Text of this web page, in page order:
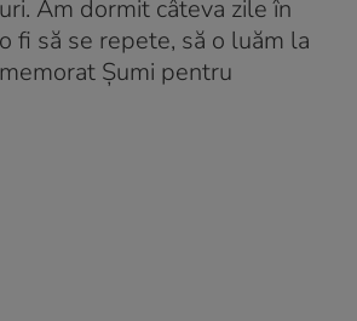
Am dormit câteva zile în
fi să se repete, să o luăm la
Șumi pentru